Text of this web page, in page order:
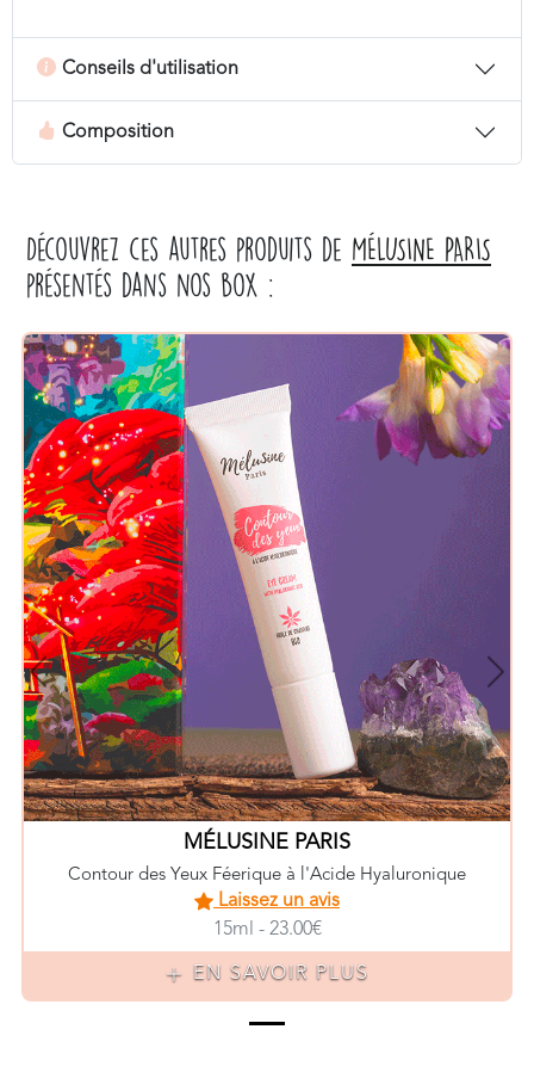
Conseils d'utilisation
Composition
Découvrez ces autres produits de MÉLUSINE PARIS
présentés dans nos box :
MÉLUSINE PARIS
Contour des Yeux Féerique à l'Acide Hyaluronique
Laissez un avis
15ml - 23.00€
EN SAVOIR PLUS
Previous Next